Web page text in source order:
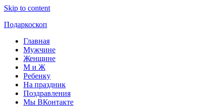
Skip to content
Подаркоскоп
Поможем
выбрать
подарить
Главная
Мужчине
Женщине
М и Ж
Ребенку
На праздник
Поздравления
Мы ВКонтакте